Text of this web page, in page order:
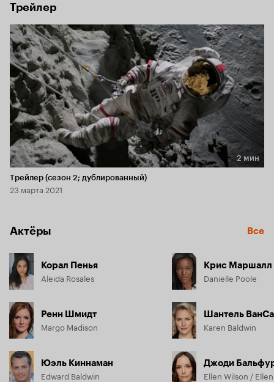
Трейлер
Длительность 2 мин
2 мин
Трейлер (сезон 2; дублированный)
23 марта 2021
Актёры Все
Корал Пенья
Aleida Rosales
Ренн Шмидт
Margo Madison
Юэль Киннаман
Edward Baldwin
Крис Маршалл
Danielle Poole
Шантель
Karen Baldwin
Джоди
Ellen Wilson /